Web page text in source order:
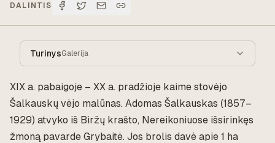
DALINTIS
TurinysGalerija
XIX a. pabaigoje – XX a. pradžioje kaime stovėjo
Šalkauskų vėjo malūnas. Adomas Šalkauskas (1857–
1929) atvyko iš Biržų krašto, Nereikoniuose išsirinkęs
žmoną pavarde Grybaitė. Jos brolis davė apie 1 ha